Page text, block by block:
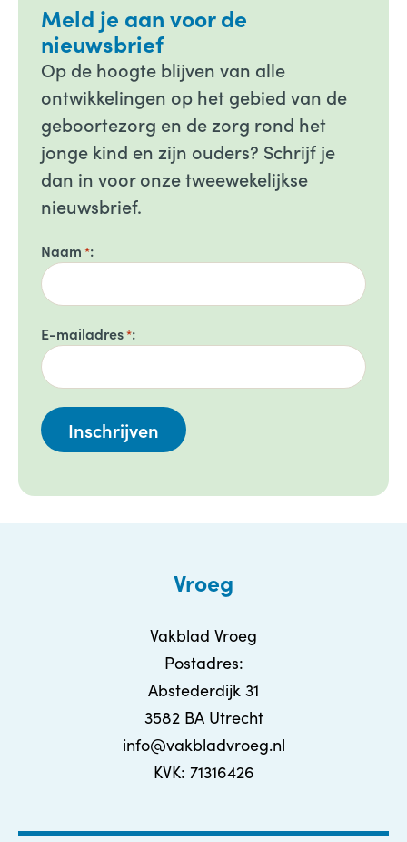
Meld je aan voor de
nieuwsbrief
Op de hoogte blijven van alle
ontwikkelingen op het gebied van de
geboortezorg en de zorg rond het
jonge kind en zijn ouders? Schrijf je
dan in voor onze tweewekelijkse
nieuwsbrief.
Naam *
E-mailadres*
Vroeg
Vakblad Vroeg
Postadres:
Abstederdijk 31
3582 BA Utrecht
info@vakbladvroeg.nl
KVK: 71316426